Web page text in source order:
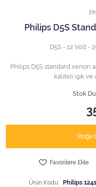
Philips D5S
D5S - 12 Volt -
Philips D5S standard xenon
kaliteli ışık
Stok
Stoğa
Favorilere Ekle
Ürün Kodu: Philips